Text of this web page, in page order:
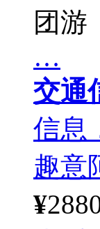
团游
…
交通
信息
趣意
¥